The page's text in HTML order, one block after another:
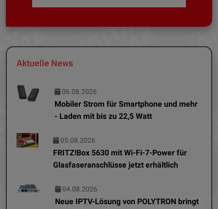
Aktuelle News
06.08.2026
Mobiler Strom für Smartphone und mehr
- Laden mit bis zu 22,5 Watt
05.08.2026
FRITZ!Box 5630 mit Wi-Fi-7-Power für
Glasfaseranschlüsse jetzt erhältlich
04.08.2026
Neue IPTV-Lösung von POLYTRON bringt